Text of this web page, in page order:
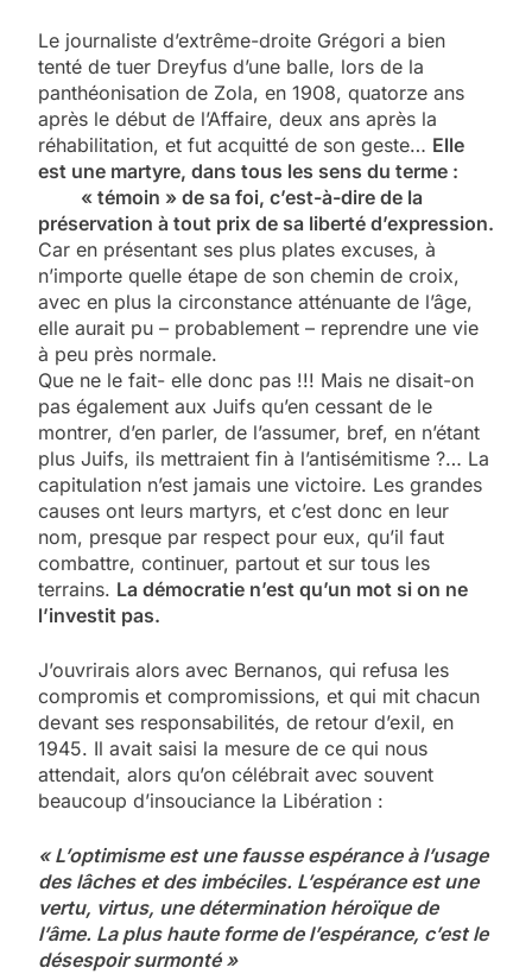
Le journaliste d’extrême-droite Grégori a bien
tenté de tuer Dreyfus d’une balle, lors de la
panthéonisation de Zola, en 1908, quatorze ans
après le début de l’Affaire, deux ans après la
réhabilitation, et fut acquitté de son geste… Elle
est une martyre, dans tous les sens du terme :
« témoin » de sa foi, c’est-à-dire de la
préservation à tout prix de sa liberté d’expression.
Car en présentant ses plus plates excuses, à
n’importe quelle étape de son chemin de croix,
avec en plus la circonstance atténuante de l’âge,
elle aurait pu – probablement – reprendre une vie
à peu près normale.
Que ne le fait- elle donc pas !!! Mais ne disait-on
pas également aux Juifs qu’en cessant de le
montrer, d’en parler, de l’assumer, bref, en n’étant
plus Juifs, ils mettraient fin à l’antisémitisme ?… La
capitulation n’est jamais une victoire. Les grandes
causes ont leurs martyrs, et c’est donc en leur
nom, presque par respect pour eux, qu’il faut
combattre, continuer, partout et sur tous les
terrains. La démocratie n’est qu’un mot si on ne
l’investit pas.
J’ouvrirais alors avec Bernanos, qui refusa les
compromis et compromissions, et qui mit chacun
devant ses responsabilités, de retour d’exil, en
1945. Il avait saisi la mesure de ce qui nous
attendait, alors qu’on célébrait avec souvent
beaucoup d’insouciance la Libération :
« L’optimisme est une fausse espérance à l’usage
des lâches et des imbéciles. L’espérance est une
vertu, virtus, une détermination héroïque de
l’âme. La plus haute forme de l’espérance, c’est le
désespoir surmonté »